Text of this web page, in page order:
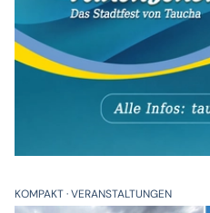
KOMPAKT VERANSTALTUNGEN